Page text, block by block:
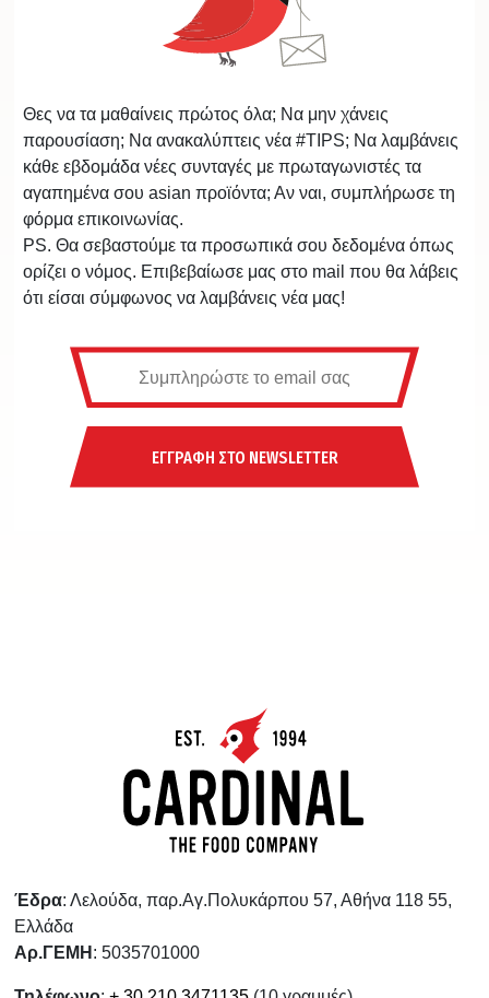
Θες να τα μαθαίνεις πρώτος όλα; Να μην χάνεις
παρουσίαση; Να ανακαλύπτεις νέα #TIPS; Να λαμβάνεις
κάθε εβδομάδα νέες συνταγές με πρωταγωνιστές τα
αγαπημένα σου asian προϊόντα; Αν ναι, συμπλήρωσε τη
φόρμα επικοινωνίας.
PS. Θα σεβαστούμε τα προσωπικά σου δεδομένα όπως
ορίζει ο νόμος. Επιβεβαίωσε μας στο mail που θα λάβεις
ότι είσαι σύμφωνος να λαμβάνεις νέα μας!
ΕΓΓΡΑΦΗ ΣΤΟ NEWSLETTER
Έδρα: Λελούδα, παρ.Αγ.Πολυκάρπου 57, Αθήνα 118 55,
Ελλάδα
Αρ.ΓΕΜΗ : 5035701000